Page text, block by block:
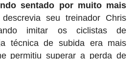
sentado por muito mais
seu treinador Chris
imitar os ciclistas de
técnica de subida era mais
permitiu superar a perda de